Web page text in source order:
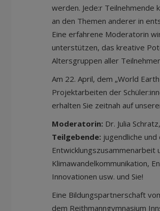
werden. Jede:r Teilnehmende
an den Themen anderer in
Eine erfahrene Moderatorin
unterstützen, das kreative
Altersgruppen aller
Am 22. April, dem „World
Projektarbeiten der
erhalten Sie zeitnah auf
Moderatorin: Dr. Julia
Teilgebende: jugendliche
Klimawandelkommunikation,
Innovationen usw. und Sie!
Eine Bildungspartnerschaft
dem Reithmanngymnasium